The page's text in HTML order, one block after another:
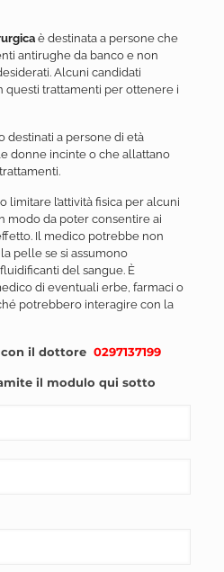
è destinata a persone che
antirughe da banco e non
Alcuni candidati
questi trattamenti per ottenere i
destinati a persone di età
donne incinte o che allattano
limitare l’attività fisica per alcuni
modo da poter consentire ai
Il medico potrebbe non
pelle se si assumono
del sangue. È
di eventuali erbe, farmaci o
potrebbero interagire con la
il dottore 0297137199
il modulo qui sotto